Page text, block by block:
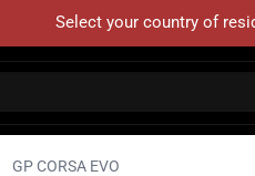
Select your country of
GP CORSA EVO